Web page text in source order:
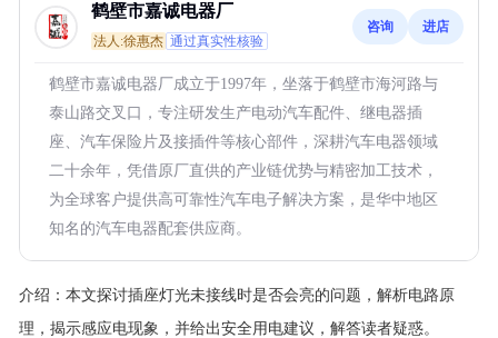
鹤壁市嘉诚电器厂
法人:徐惠杰 通过真实性核验
咨询 进店
鹤壁市嘉诚电器厂成立于1997年，坐落于鹤壁市海河路与
泰山路交叉口，专注研发生产电动汽车配件、继电器插
座、汽车保险片及接插件等核心部件，深耕汽车电器领域
二十余年，凭借原厂直供的产业链优势与精密加工技术，
为全球客户提供高可靠性汽车电子解决方案，是华中地区
知名的汽车电器配套供应商。
介绍： 本文探讨插座灯光未接线时是否会亮的问题，解析电路原
理，揭示感应电现象，并给出安全用电建议，解答读者疑惑。